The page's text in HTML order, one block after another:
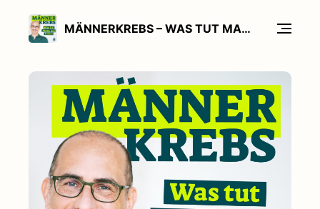
MÄNNERKREBS – WAS TUT MANN MIT KREBS?